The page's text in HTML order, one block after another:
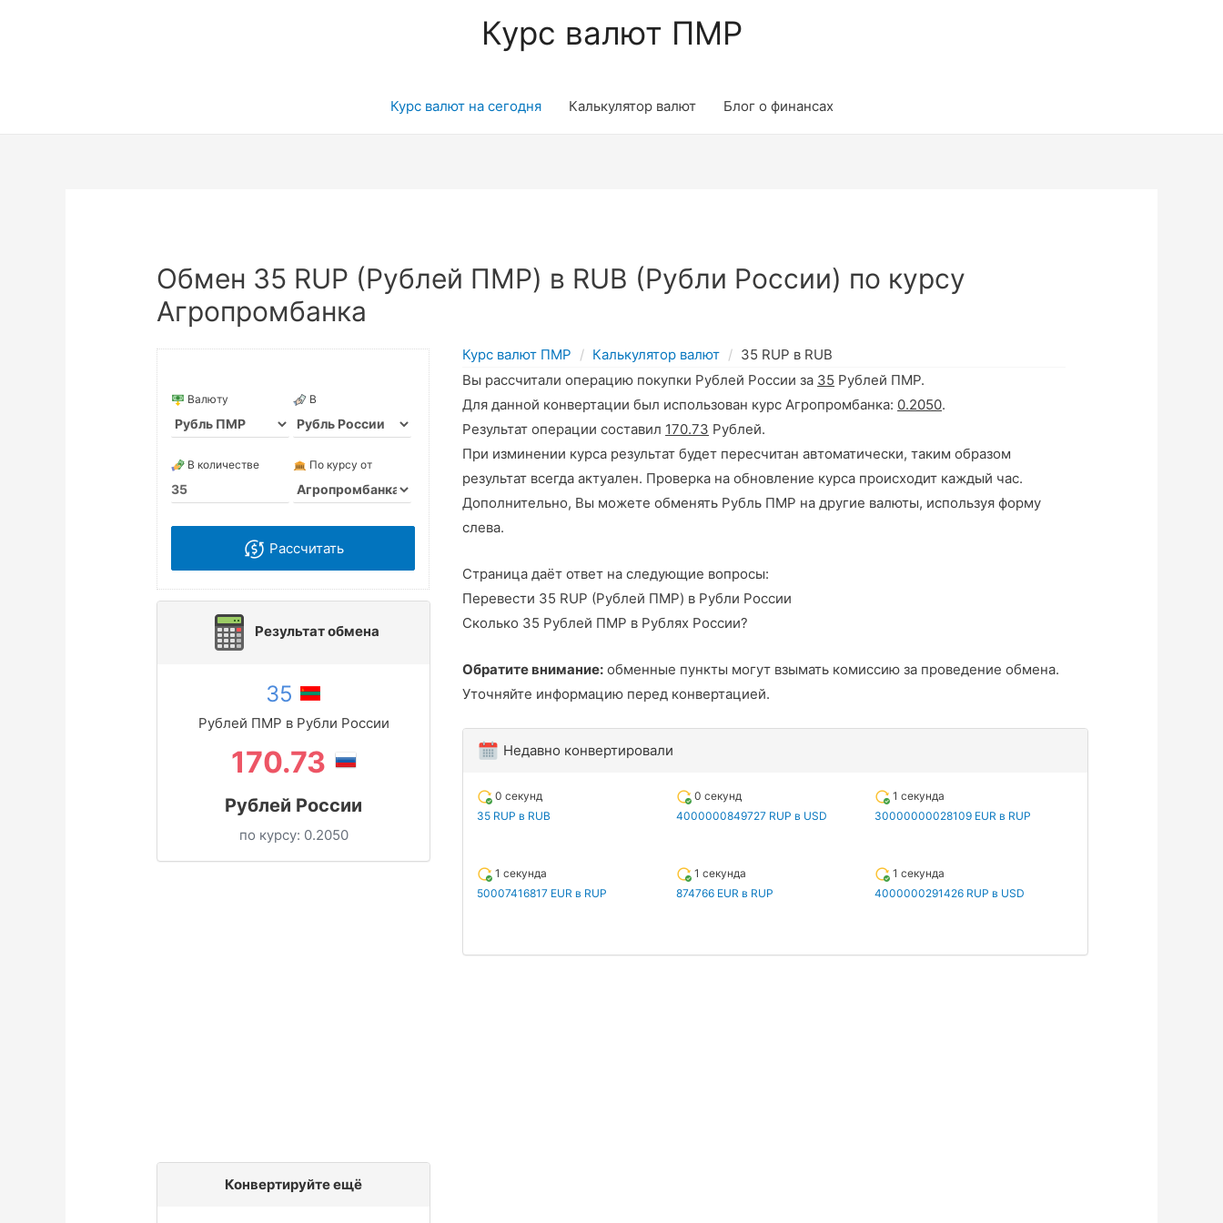
Курс валют ПМР
Курс валют на сегодня Калькулятор валют Блог о финансах
Обмен 35 RUP (Рублей ПМР) в RUB (Рубли России) по курсу
Агропромбанка
Валюту В
В количестве По курсу от
Рассчитать
Результат обмена
35
Рублей ПМР в Рубли России
170.73
Рублей России
по курсу: 0.2050
Конвертируйте ещё
Курс валют ПМР Калькулятор валют
35 RUP в RUB
Вы рассчитали операцию покупки Рублей России за 35 Рублей ПМР.
Для данной конвертации был использован курс Агропромбанка: 0.2050.
Результат операции составил 170.73 Рублей.
При изминении курса результат будет пересчитан автоматически, таким образом
результат всегда актуален. Проверка на обновление курса происходит каждый час.
Дополнительно, Вы можете обменять Рубль ПМР на другие валюты, используя форму
слева.
Страница даёт ответ на следующие вопросы:
Перевести 35 RUP (Рублей ПМР) в Рубли России
Сколько 35 Рублей ПМР в Рублях России?
Обратите внимание: обменные пункты могут взымать комиссию за проведение обмена.
Уточняйте информацию перед конвертацией.
Недавно конвертировали
0 секунд
35 RUP в RUB
0 секунд
4000000849727 RUP в USD
1 секунда
30000000028109 EUR в RUP
1 секунда
50007416817 EUR в RUP
1 секунда
874766 EUR в RUP
1 секунда
4000000291426 RUP в USD